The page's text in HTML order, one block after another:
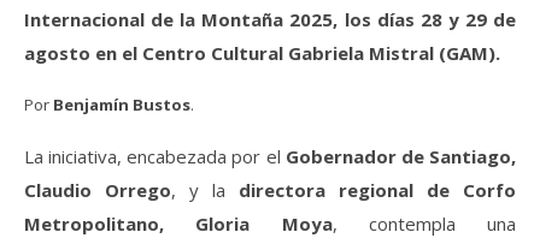
Internacional de la Montaña 2025, los días 28 y 29 de
agosto en el Centro Cultural Gabriela Mistral (GAM).
Por Benjamín Bustos.
La iniciativa, encabezada por el Gobernador de Santiago,
Claudio Orrego, y la directora regional de Corfo
Metropolitano, Gloria Moya, contempla una